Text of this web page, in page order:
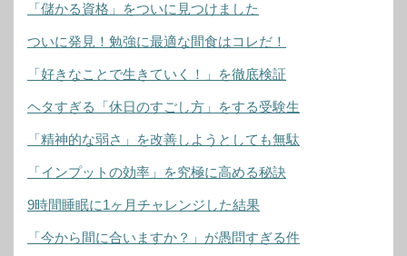
「儲かる資格」をついに見つけました
ついに発見！勉強に最適な間食はコレだ！
「好きなことで生きていく！」を徹底検証
ヘタすぎる「休日のすごし方」をする受験生
「精神的な弱さ」を改善しようとしても無駄
「インプットの効率」を究極に高める秘訣
9時間睡眠に1ヶ月チャレンジした結果
「今から間に合いますか？」が愚問すぎる件